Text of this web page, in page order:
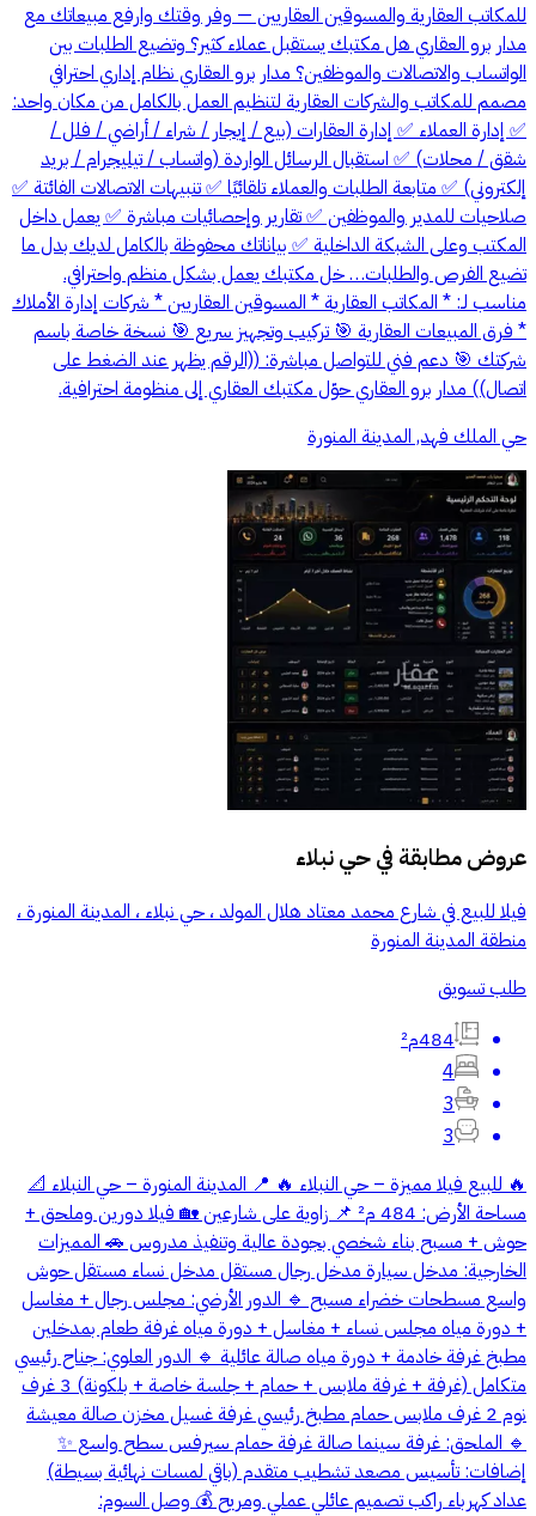
للمكاتب العقارية والمسوقين العقاريين — وفر وقتك وارفع مبيعاتك مع
مدار برو العقاري هل مكتبك يستقبل عملاء كثير؟ وتضيع الطلبات بين
الواتساب والاتصالات والموظفين؟ مدار برو العقاري نظام إداري احترافي
مصمم للمكاتب والشركات العقارية لتنظيم العمل بالكامل من مكان واحد:
✅ إدارة العملاء ✅ إدارة العقارات (بيع / إيجار / شراء / أراضي / فلل /
شقق / محلات) ✅ استقبال الرسائل الواردة (واتساب / تيليجرام / بريد
إلكتروني) ✅ متابعة الطلبات والعملاء تلقائيًا ✅ تنبيهات الاتصالات الفائتة ✅
صلاحيات للمدير والموظفين ✅ تقارير وإحصائيات مباشرة ✅ يعمل داخل
المكتب وعلى الشبكة الداخلية ✅ بياناتك محفوظة بالكامل لديك بدل ما
تضيع الفرص والطلبات… خل مكتبك يعمل بشكل منظم واحترافي.
مناسب لـ: * المكاتب العقارية * المسوقين العقاريين * شركات إدارة الأملاك
* فرق المبيعات العقارية 🎯 تركيب وتجهيز سريع 🎯 نسخة خاصة باسم
شركتك 🎯 دعم فني للتواصل مباشرة: ((الرقم يظهر عند الضغط على
اتصال)) مدار برو العقاري حوّل مكتبك العقاري إلى منظومة احترافية.
حي الملك فهد, المدينة المنورة
عروض مطابقة فيحي نبلاء
فيلا للبيع في شارع محمد معتاد هلال المولد ، حي نبلاء ، المدينة المنورة ،
منطقة المدينة المنورة
طلب تسويق
484م²
4
3
3
🔥 للبيع فيلا مميزة – حي النبلاء 🔥 📍 المدينة المنورة – حي النبلاء 📐
مساحة الأرض: 484 م² 📌 زاوية على شارعين 🏡 فيلا دورين وملحق +
حوش + مسبح بناء شخصي بجودة عالية وتنفيذ مدروس 🚗 المميزات
الخارجية: مدخل سيارة مدخل رجال مستقل مدخل نساء مستقل حوش
واسع مسطحات خضراء مسبح 🔹 الدور الأرضي: مجلس رجال + مغاسل
+ دورة مياه مجلس نساء + مغاسل + دورة مياه غرفة طعام بمدخلين
مطبخ غرفة خادمة + دورة مياه صالة عائلية 🔹 الدور العلوي: جناح رئيسي
متكامل (غرفة + غرفة ملابس + حمام + جلسة خاصة + بلكونة) 3 غرف
نوم 2 غرف ملابس حمام مطبخ رئيسي غرفة غسيل مخزن صالة معيشة
🔹 الملحق: غرفة سينما صالة غرفة حمام سيرفس سطح واسع ✨
إضافات: تأسيس مصعد تشطيب متقدم (باقي لمسات نهائية بسيطة)
عداد كهرباء راكب تصميم عائلي عملي ومريح 💰 وصل السوم: